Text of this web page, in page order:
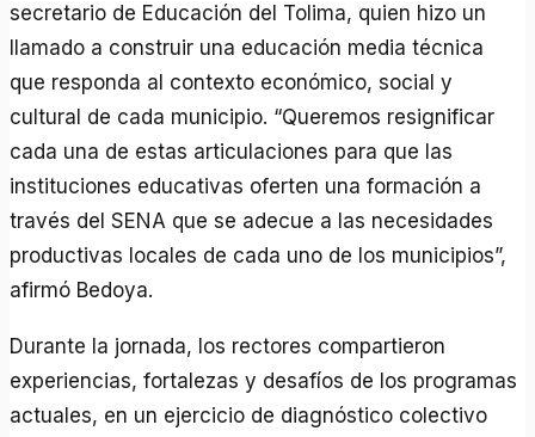
secretario de Educación del Tolima, quien hizo un
llamado a construir una educación media técnica
que responda al contexto económico, social y
cultural de cada municipio. “Queremos resignificar
cada una de estas articulaciones para que las
instituciones educativas oferten una formación a
través del SENA que se adecue a las necesidades
productivas locales de cada uno de los municipios”,
afirmó Bedoya.
Durante la jornada, los rectores compartieron
experiencias, fortalezas y desafíos de los programas
actuales, en un ejercicio de diagnóstico colectivo